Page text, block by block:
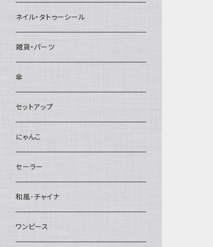
ネイル・タトゥーシール
雑貨・パーツ
傘
セットアップ
にゃんこ
セーラー
和風･チャイナ
ワンピース